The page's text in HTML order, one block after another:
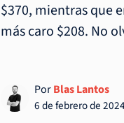
$370, mientras que
más caro $208. No
PorBlas Lantos
6 de febrero de 2024